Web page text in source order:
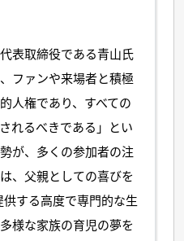
表取締役である青山氏
ファンや来場者と積極
人権であり、すべての
れるべきである」とい
が、多くの参加者の注
、父親としての喜びを
する高度で専門的な生
様な家族の育児の夢を